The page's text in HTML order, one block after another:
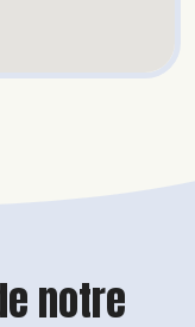
notre